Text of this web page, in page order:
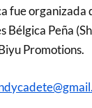
fue organizada
Bélgica Peña
Promotions.